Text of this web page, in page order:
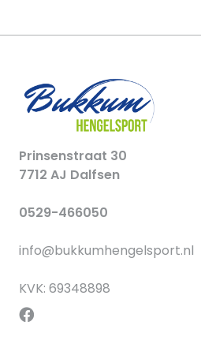
Prinsenstraat 30
7712 AJ Dalfsen
0529-466050
info@bukkumhengelsport.nl
KVK: 69348898